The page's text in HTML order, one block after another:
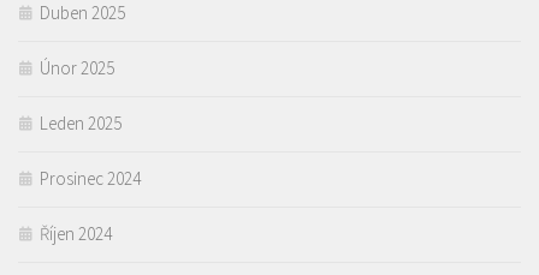
Duben 2025
Únor 2025
Leden 2025
Prosinec 2024
Říjen 2024